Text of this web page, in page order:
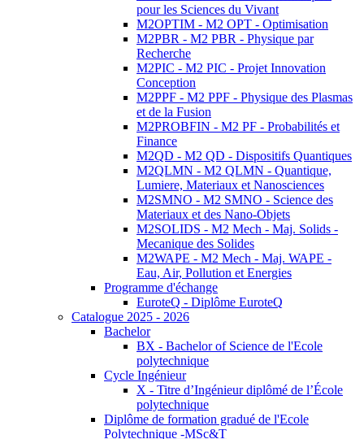
pour les Sciences du Vivant
M2OPTIM - M2 OPT - Optimisation
M2PBR - M2 PBR - Physique par
Recherche
M2PIC - M2 PIC - Projet Innovation
Conception
M2PPF - M2 PPF - Physique des Plasmas
et de la Fusion
M2PROBFIN - M2 PF - Probabilités et
Finance
M2QD - M2 QD - Dispositifs Quantiques
M2QLMN - M2 QLMN - Quantique,
Lumiere, Materiaux et Nanosciences
M2SMNO - M2 SMNO - Science des
Materiaux et des Nano-Objets
M2SOLIDS - M2 Mech - Maj. Solids -
Mecanique des Solides
M2WAPE - M2 Mech - Maj. WAPE -
Eau, Air, Pollution et Energies
Programme d'échange
EuroteQ - Diplôme EuroteQ
Catalogue 2025 - 2026
Bachelor
BX - Bachelor of Science de l'Ecole
polytechnique
Cycle Ingénieur
X - Titre d’Ingénieur diplômé de l’École
polytechnique
Diplôme de formation gradué de l'Ecole
Polytechnique -MSc&T